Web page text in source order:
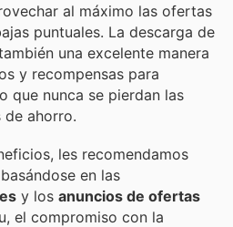
al máximo las ofertas
puntuales. La descarga de
una excelente manera
y recompensas para
que nunca se pierdan las
ahorro.
les recomendamos
en las
y los anuncios de ofertas
el compromiso con la